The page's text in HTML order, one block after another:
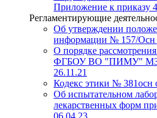
Приложение к приказу
Регламентирующие
Об утверждении
информации № 157/Осн
О порядке
ФГБОУ ВО "ПИМУ" МЗ
26.11.21
Кодекс этики № 381осн
Об испытательном
лекарственных форм
06.04.23